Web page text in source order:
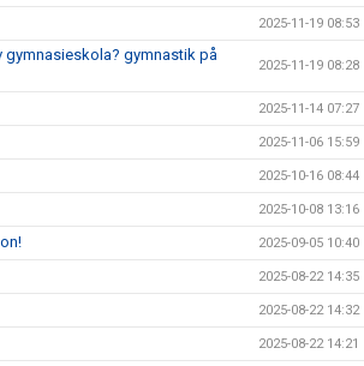
2025-11-19 08:53
gymnasieskola? gymnastik på
2025-11-19 08:28
2025-11-14 07:27
2025-11-06 15:59
2025-10-16 08:44
2025-10-08 13:16
2025-09-05 10:40
2025-08-22 14:35
2025-08-22 14:32
2025-08-22 14:21